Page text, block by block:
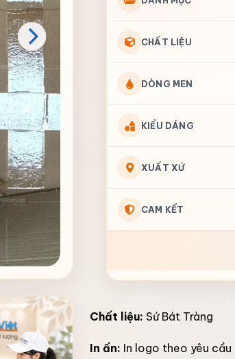
CHẤT LIỆU
DÒNG MEN
KIỂU DÁNG
XUẤT XỨ
CAM KẾT
Chất liệu: Sứ Bát Tràng
In ấn: In logo theo yêu cầu